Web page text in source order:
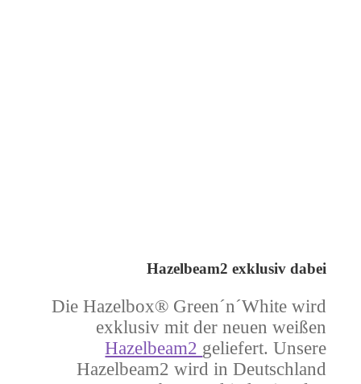
Hazelbeam2 exklusiv dabei
Die Hazelbox® Green´n´White wird
exklusiv mit der neuen weißen
Hazelbeam2 geliefert. Unsere
Hazelbeam2 wird in Deutschland